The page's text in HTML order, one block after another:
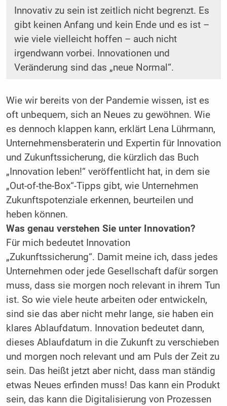
Innovativ zu sein ist zeitlich nicht begrenzt. Es
gibt keinen Anfang und kein Ende und es ist –
wie viele vielleicht hoffen – auch nicht
irgendwann vorbei. Innovationen und
Veränderung sind das „neue Normal“.
Wie wir bereits von der Pandemie wissen, ist es
oft unbequem, sich an Neues zu gewöhnen. Wie
es dennoch klappen kann, erklärt Lena Lührmann,
Unternehmensberaterin und Expertin für Innovation
und Zukunftssicherung, die kürzlich das Buch
„Innovation leben!“ veröffentlicht hat, in dem sie
„Out-of-the-Box“-Tipps gibt, wie Unternehmen
Zukunftspotenziale erkennen, beurteilen und
heben können.
Was genau verstehen Sie unter Innovation?
Für mich bedeutet Innovation
„Zukunftssicherung“. Damit meine ich, dass jedes
Unternehmen oder jede Gesellschaft dafür sorgen
muss, dass sie morgen noch relevant in ihrem Tun
ist. So wie viele heute arbeiten oder entwickeln,
sind sie das aber nicht mehr lange, sie haben ein
klares Ablaufdatum. Innovation bedeutet dann,
dieses Ablaufdatum in die Zukunft zu verschieben
und morgen noch relevant und am Puls der Zeit zu
sein. Das heißt jetzt aber nicht, dass man ständig
etwas Neues erfinden muss! Das kann ein Produkt
sein, das kann die Digitalisierung von Prozessen